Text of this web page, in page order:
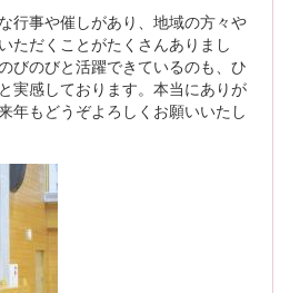
行事や催しがあり、地域の方々や
ただくことがたくさんありまし
びのびと活躍できているのも、ひ
実感しております。本当にありが
年もどうぞよろしくお願いいたし